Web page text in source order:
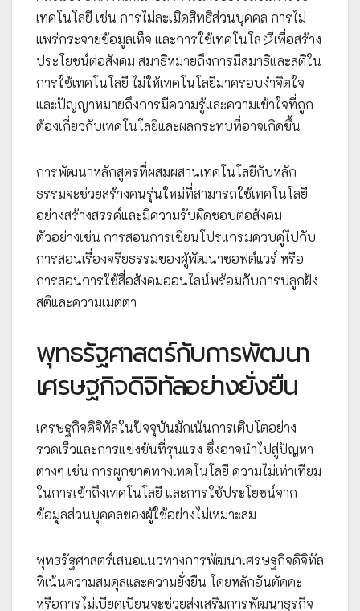
เทคโนโลยี เช่น การไม่ละเมิดสิทธิส่วนบุคคล การไม่
แพร่กระจายข้อมูลเท็จ และการใช้เทคโนโลジีเพื่อสร้าง
ประโยชน์ต่อสังคม สมาธิหมายถึงการมีสมาธิและสติใน
การใช้เทคโนโลยี ไม่ให้เทคโนโลยีมาครอบงำจิตใจ
และปัญญาหมายถึงการมีความรู้และความเข้าใจที่ถูก
ต้องเกี่ยวกับเทคโนโลยีและผลกระทบที่อาจเกิดขึ้น
การพัฒนาหลักสูตรที่ผสมผสานเทคโนโลยีกับหลัก
ธรรมจะช่วยสร้างคนรุ่นใหม่ที่สามารถใช้เทคโนโลยี
อย่างสร้างสรรค์และมีความรับผิดชอบต่อสังคม
ตัวอย่างเช่น การสอนการเขียนโปรแกรมควบคู่ไปกับ
การสอนเรื่องจริยธรรมของผู้พัฒนาซอฟต์แวร์ หรือ
การสอนการใช้สื่อสังคมออนไลน์พร้อมกับการปลูกฝัง
สติและความเมตตา
พุทธรัฐศาสตร์กับการพัฒนา
เศรษฐกิจดิจิทัลอย่างยั่งยืน
เศรษฐกิจดิจิทัลในปัจจุบันมักเน้นการเติบโตอย่าง
รวดเร็วและการแข่งขันที่รุนแรง ซึ่งอาจนำไปสู่ปัญหา
ต่างๆ เช่น การผูกขาดทางเทคโนโลยี ความไม่เท่าเทียม
ในการเข้าถึงเทคโนโลยี และการใช้ประโยชน์จาก
ข้อมูลส่วนบุคคลของผู้ใช้อย่างไม่เหมาะสม
พุทธรัฐศาสตร์เสนอแนวทางการพัฒนาเศรษฐกิจดิจิทัล
ที่เน้นความสมดุลและความยั่งยืน โดยหลักอันตัคคะ
หรือการไม่เบียดเบียนจะช่วยส่งเสริมการพัฒนาธุรกิจ